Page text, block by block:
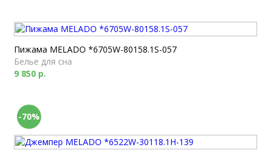
Пижама MELADO *6705W-80158.1S-057
Белье для сна
9 850 р.
-70%